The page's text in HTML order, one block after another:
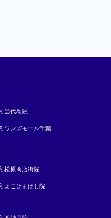
当代島院
ワンズモール千葉
松原商店街院
よこはまばし院